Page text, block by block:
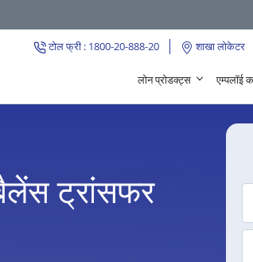
टोल फ्री : 1800-20-888-20 शाखा लोकेटर
लोन प्रोडक्ट्स एम्पलॉई
ट्रांसफर